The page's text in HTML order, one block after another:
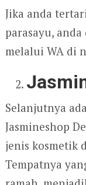
Jika anda
parasayu,
melalui WA di
Selanjutnya
Jasmineshop
jenis kosmetik
Tempatnya